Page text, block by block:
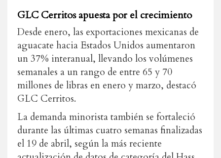
GLC Cerritos apuesta por el crecimiento
Desde enero, las exportaciones mexicanas de
aguacate hacia Estados Unidos aumentaron
un 37% interanual, llevando los volúmenes
semanales a un rango de entre 65 y 70
millones de libras en enero y marzo, destacó
GLC Cerritos.
La demanda minorista también se fortaleció
durante las últimas cuatro semanas finalizadas
el 19 de abril, según la más reciente